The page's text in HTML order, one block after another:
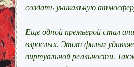
создать уникальную
Еще одной премьерой стал
взрослых. Этот фильм
виртуальной реальности.